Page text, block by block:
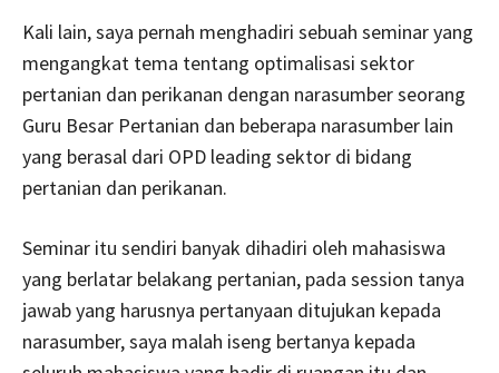
Kali lain, saya pernah menghadiri sebuah seminar yang
mengangkat tema tentang optimalisasi sektor
pertanian dan perikanan dengan narasumber seorang
Guru Besar Pertanian dan beberapa narasumber lain
yang berasal dari OPD leading sektor di bidang
pertanian dan perikanan.
Seminar itu sendiri banyak dihadiri oleh mahasiswa
yang berlatar belakang pertanian, pada session tanya
jawab yang harusnya pertanyaan ditujukan kepada
narasumber, saya malah iseng bertanya kepada